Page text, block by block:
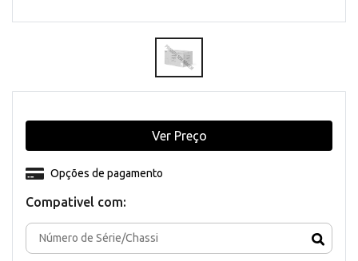
Compativel com:
Opções de pagamento
Ver Preço